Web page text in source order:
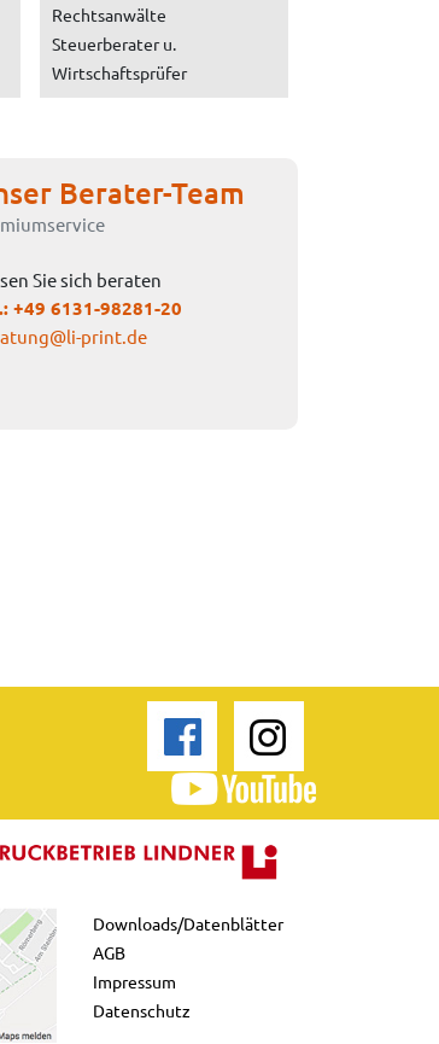
Rechtsanwälte
Steuerberater u.
Wirtschaftsprüfer
Berater-Team
Sie sich beraten
+49 6131-98281-20
print.de
Downloads/Datenblätter
AGB
Impressum
Datenschutz